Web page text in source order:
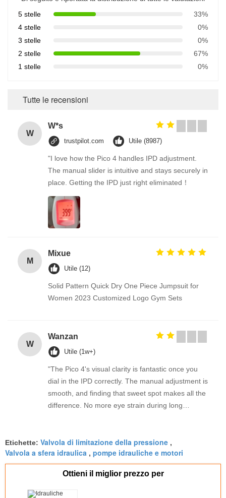
5 stelle
33%
4 stelle
0%
3 stelle
0%
2 stelle
67%
1 stelle
0%
Tutte le recensioni
W
W*s
trustpilot.com Utile (8987)
"I love how the Pico 4 handles IPD adjustment.
The manual slider is intuitive and stays securely in
place. Getting the IPD just right eliminated！
M
Mixue
Utile (12)
Solid Pattern Quick Dry One Piece Jumpsuit for
Women 2023 Customized Logo Gym Sets
W
Wanzan
Utile (1w+)
"The Pico 4's visual clarity is fantastic once you
dial in the IPD correctly. The manual adjustment is
smooth, and finding that sweet spot makes all the
difference. No more eye strain during long
fantastic once you dial in the IPD correctly. The
manual adjustment is smooth, and finding that
sweet spot makes all the difference. No more eye
strain during long sessions. Highly recommend
taking the time to set it up properly!""The Pico 4's
Etichette: Valvola di limitazione della pressione ,
Valvola a sfera idraulica , pompe idrauliche e motori
Ottieni il miglior prezzo per